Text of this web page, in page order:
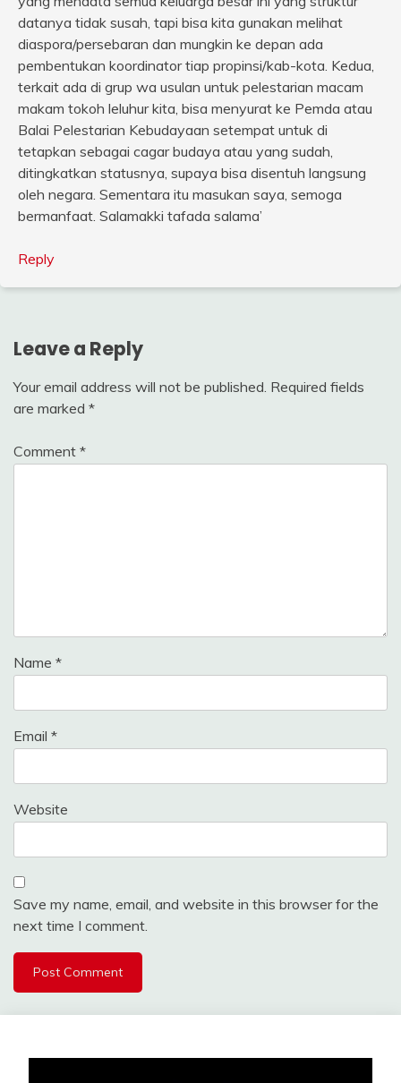
datanya tidak susah, tapi bisa kita gunakan melihat
diaspora/persebaran dan mungkin ke depan ada
pembentukan koordinator tiap propinsi/kab-kota. Kedua,
terkait ada di grup wa usulan untuk pelestarian macam
makam tokoh leluhur kita, bisa menyurat ke Pemda atau
Balai Pelestarian Kebudayaan setempat untuk di
tetapkan sebagai cagar budaya atau yang sudah,
ditingkatkan statusnya, supaya bisa disentuh langsung
oleh negara. Sementara itu masukan saya, semoga
bermanfaat. Salamakki tafada salama’
Reply
Leave a Reply
Your email address will not be published. Required fields
are marked *
Comment *
Name *
Email *
Website
Save my name, email, and website in this browser for the
next time I comment.